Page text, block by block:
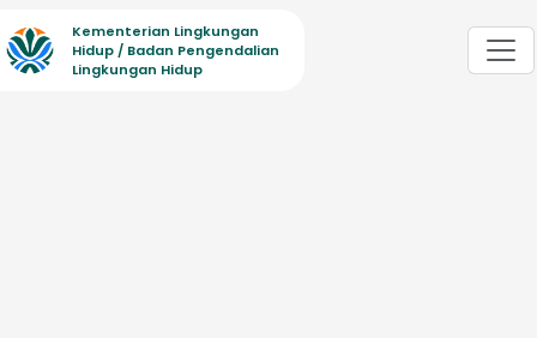
Kementerian Lingkungan
Hidup / Badan Pengendalian
Lingkungan Hidup